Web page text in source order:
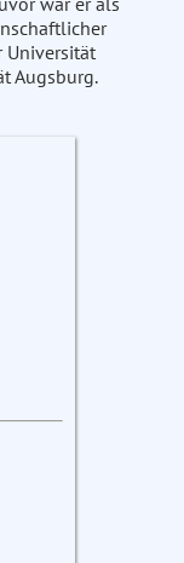
Universität
Augsburg.